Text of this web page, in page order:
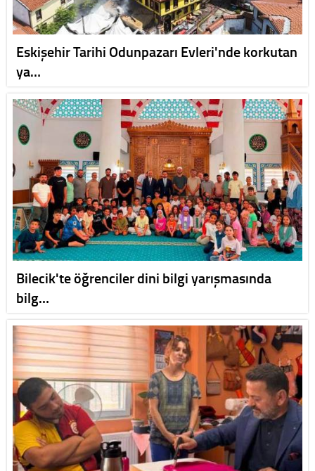
Eskişehir Tarihi Odunpazarı Evleri'nde korkutan
ya…
Bilecik'te öğrenciler dini bilgi yarışmasında
bilg…